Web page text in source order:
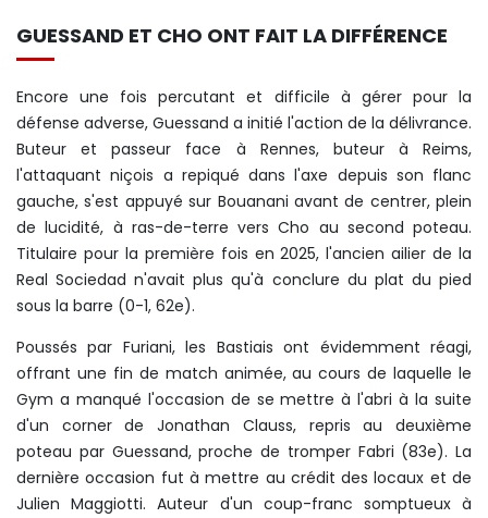
GUESSAND ET CHO ONT FAIT LA DIFFÉRENCE
Encore une fois percutant et difficile à gérer pour la
défense adverse, Guessand a initié l'action de la délivrance.
Buteur et passeur face à Rennes, buteur à Reims,
l'attaquant niçois a repiqué dans l'axe depuis son flanc
gauche, s'est appuyé sur Bouanani avant de centrer, plein
de lucidité, à ras-de-terre vers Cho au second poteau.
Titulaire pour la première fois en 2025, l'ancien ailier de la
Real Sociedad n'avait plus qu'à conclure du plat du pied
sous la barre (0-1, 62e).
Poussés par Furiani, les Bastiais ont évidemment réagi,
offrant une fin de match animée, au cours de laquelle le
Gym a manqué l'occasion de se mettre à l'abri à la suite
d'un corner de Jonathan Clauss, repris au deuxième
poteau par Guessand, proche de tromper Fabri (83e). La
dernière occasion fut à mettre au crédit des locaux et de
Julien Maggiotti. Auteur d'un coup-franc somptueux à